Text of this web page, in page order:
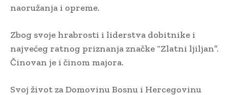
naoružanja i opreme.
Zbog svoje hrabrosti i liderstva dobitnike i
najvećeg ratnog priznanja značke “Zlatni ljiljan”.
Činovan je i činom majora.
Svoj život za Domovinu Bosnu i Hercegovinu